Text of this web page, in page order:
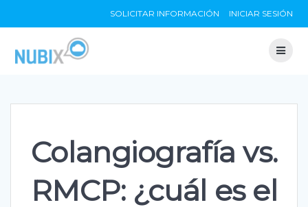
to
SOLICITAR INFORMACIÓN INICIAR SESIÓN
Colangiografía vs.
RMCP: ¿cuál es el